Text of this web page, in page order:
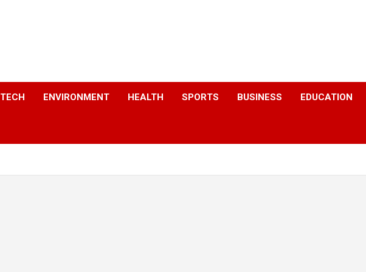
TECH ENVIRONMENT HEALTH SPORTS BUSINESS EDUCATION